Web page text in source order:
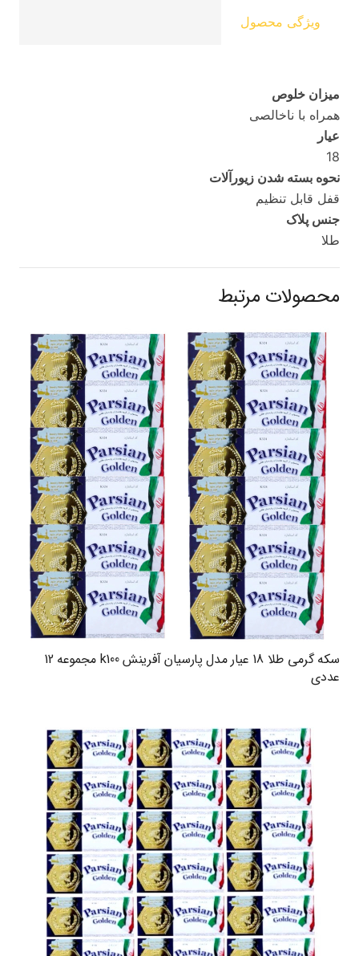
ویژگی محصول
میزان خلوص
همراه با ناخالصی
عیار
18
نحوه بسته شدن زیورآلات
قفل قابل تنظیم
جنس پلاک
طلا
محصولات مرتبط
سکه گرمی طلا 18 عیار مدل پارسیان آفرینش k100 مجموعه 12
عددی